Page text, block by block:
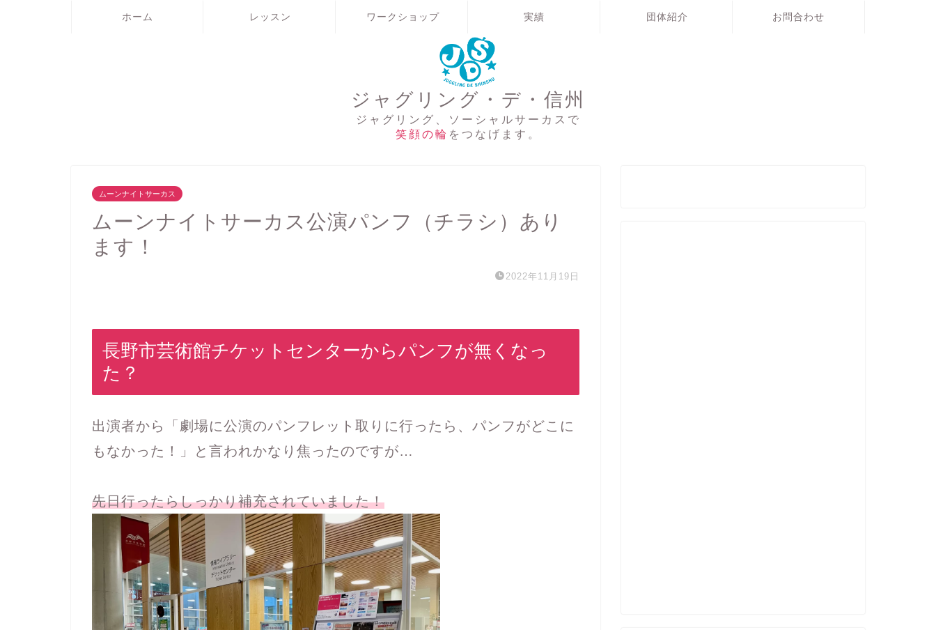
ホーム レッスン ワークショップ 実績 団体紹介 お問合わせ
ジャグリング・デ・信州
ジャグリング、ソーシャルサーカスで
笑顔の輪 をつなげます。
ムーンナイトサーカス
ムーンナイトサーカス公演パンフ（チラシ）あり
ます！
2022年11月19日
長野市芸術館チケットセンターからパンフが無くなっ
た？
出演者から「劇場に公演のパンフレット取りに行ったら、パンフがどこに
もなかった！」と言われかなり焦ったのですが…
先日行ったらしっかり補充されていました！